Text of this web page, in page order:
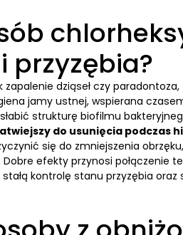
przyzębia?
zapalenie dziąseł czy
jamy ustnej, wspierana
strukturę biofilmu
do usunięcia
się do zmniejszenia
efekty przynosi połączenie
kontrolę stanu przyzębia